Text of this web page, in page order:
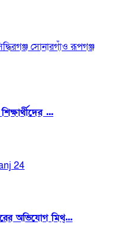
সোনারগাঁওরূপগঞ্জ
...
24
অভিযোগ মিথ্...